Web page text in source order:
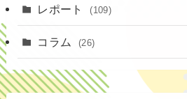
(4)
(1)
レポート (109)
コラム (26)